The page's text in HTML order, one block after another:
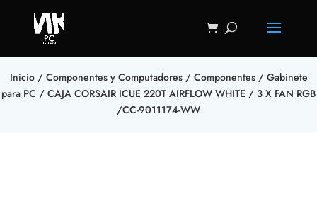
Inicio/ Componentes y Computadores/ Componentes/ Gabinete
para PC / CAJA CORSAIR ICUE 220T AIRFLOW‎ WHITE / ‎3 ‎X‎ FAN‎ RGB
‎/‎CC-9011174-WW